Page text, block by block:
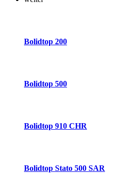
Bolidtop 200
Bolidtop 500
Bolidtop 910 CHR
Bolidtop Stato 500 SAR